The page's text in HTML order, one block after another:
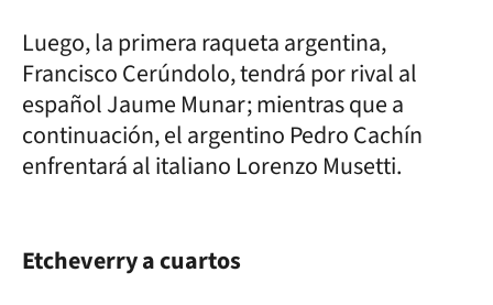
Luego, la primera raqueta argentina,
Francisco Cerúndolo, tendrá por rival al
español Jaume Munar; mientras que a
continuación, el argentino Pedro Cachín
enfrentará al italiano Lorenzo Musetti.
Etcheverry a cuartos